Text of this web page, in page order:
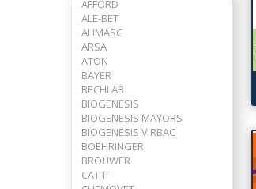
AFFORD
ALE-BET
ALIMASC
ARSA
ATON
BAYER
BECHLAB
BIOGENESIS
BIOGENESIS MAYORS
BIOGENESIS VIRBAC
BOEHRINGER
BROUWER
CAT IT